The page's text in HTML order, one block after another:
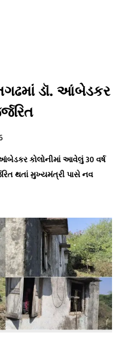
ડૉ. આંબેડકર
કોલોનીમાં આવેલું 30 વર્ષ
થતાં મુખ્યમંત્રી પાસે નવ